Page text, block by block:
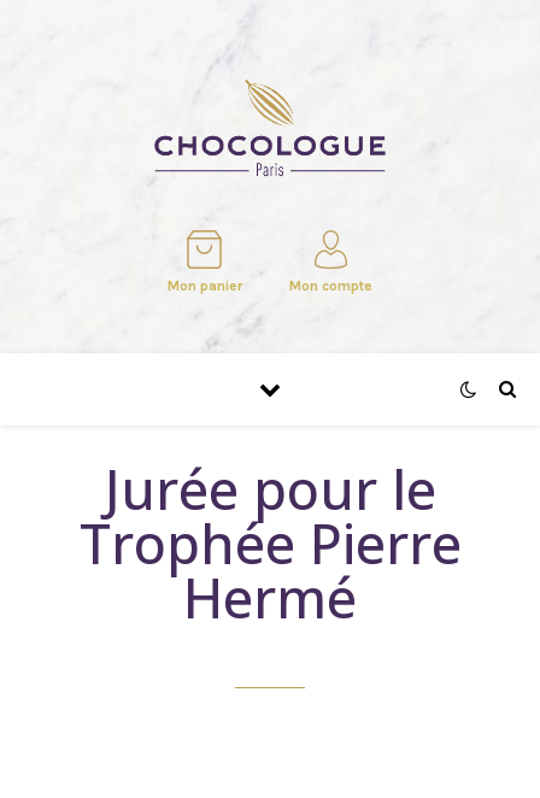
Mon panier Mon compte
Jurée pour le
Trophée Pierre
Hermé